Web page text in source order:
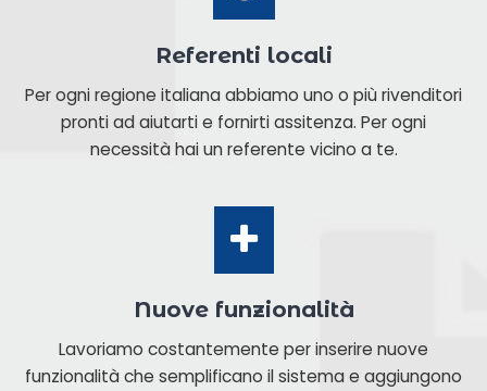
Referenti locali
Per ogni regione italiana abbiamo uno o più rivenditori
pronti ad aiutarti e fornirti assitenza. Per ogni
necessità hai un referente vicino a te.
Nuove funzionalità
Lavoriamo costantemente per inserire nuove
funzionalità che semplificano il sistema e aggiungono